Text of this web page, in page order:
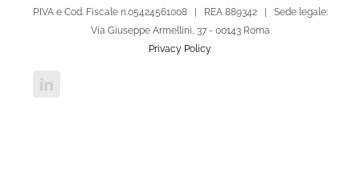
P.IVA e Cod. Fiscale n.05424561008 | REA 889342 | Sede legale:
Via Giuseppe Armellini, 37 - 00143 Roma
Privacy Policy
LinkedIn